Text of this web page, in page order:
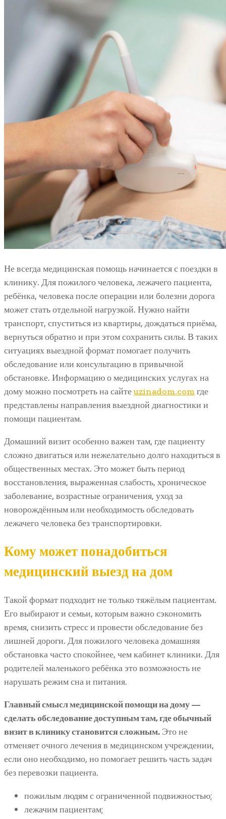
Не всегда медицинская помощь начинается с поездки в
клинику. Для пожилого человека, лежачего пациента,
ребёнка, человека после операции или болезни дорога
может стать отдельной нагрузкой. Нужно найти
транспорт, спуститься из квартиры, дождаться приёма,
вернуться обратно и при этом сохранить силы. В таких
ситуациях выездной формат помогает получить
обследование или консультацию в привычной
обстановке. Информацию о медицинских услугах на
дому можно посмотреть на сайтеuzinadom.comгде
представлены направления выездной диагностики и
помощи пациентам.
Домашний визит особенно важен там, где пациенту
сложно двигаться или нежелательно долго находиться в
общественных местах. Это может быть период
восстановления, выраженная слабость, хроническое
заболевание, возрастные ограничения, уход за
новорождённым или необходимость обследовать
лежачего человека без транспортировки.
Кому может понадобиться
медицинский выезд на дом
Такой формат подходит не только тяжёлым пациентам.
Его выбирают и семьи, которым важно сэкономить
время, снизить стресс и провести обследование без
лишней дороги. Для пожилого человека домашняя
обстановка часто спокойнее, чем кабинет клиники. Для
родителей маленького ребёнка это возможность не
нарушать режим сна и питания.
Главный смысл медицинской помощи на дому —
сделать обследование доступным там, где обычный
визит в клинику становится сложным. Это не
отменяет очного лечения в медицинском учреждении,
если оно необходимо, но помогает решить часть задач
без перевозки пациента.
пожилым людям с ограниченной подвижностью;
лежачим пациентам;